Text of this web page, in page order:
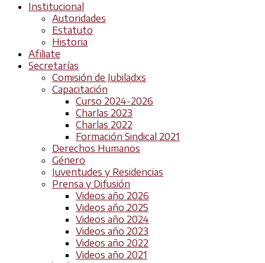
Institucional
Autoridades
Estatuto
Historia
Afiliate
Secretarías
Comisión de Jubiladxs
Capacitación
Curso 2024-2026
Charlas 2023
Charlas 2022
Formación Sindical 2021
Derechos Humanos
Género
Juventudes y Residencias
Prensa y Difusión
Videos año 2026
Videos año 2025
Videos año 2024
Videos año 2023
Videos año 2022
Videos año 2021